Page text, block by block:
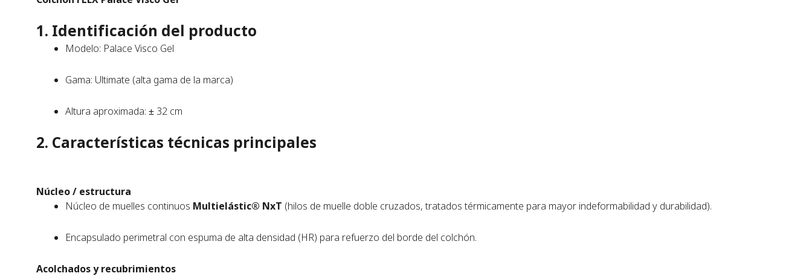
1. Identificación del producto
Modelo: Palace Visco Gel
Gama: Ultimate (alta gama de la marca)
Altura aproximada: ± 32 cm
2. Características técnicas principales
Núcleo / estructura
Núcleo de muelles continuos Multielástic® NxT (hilos de muelle doble cruzados, tratados térmicamente para mayor indeformabilidad y durabilidad).
Encapsulado perimetral con espuma de alta densidad (HR) para refuerzo del borde del colchón.
Acolchados y recubrimientos